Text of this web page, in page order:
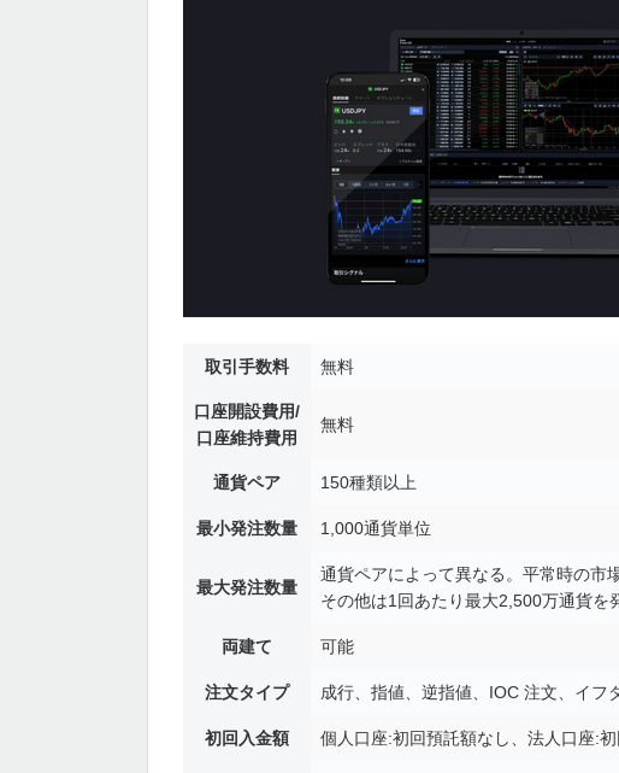
取引手数料 無料
口座開設費用/
口座維持費用
無料
通貨ペア 150種類以上
最小発注数量 1,000通貨単位
最大発注数量
通貨ペアによって異なる。平常時の市
その他は1回あたり最大2,500万通貨を
両建て 可能
注文タイプ 成行、指値、逆指値、IOC 注文、イフ
初回入金額 個人口座:初回預託額なし、法人口座: